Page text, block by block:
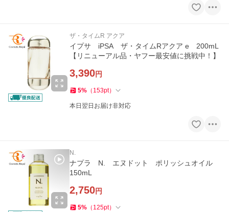
ザ・タイムR アクア
イプサ iPSA ザ・タイムRアクア e 200mL
【リニューアル品・ヤフー最安値に挑戦中！】
3,390円
5% （ 153pt）
本日翌日お届け非対応
N.
ナプラ N. エヌドット ポリッシュオイル
150mL
2,750円
5% （ 125pt）